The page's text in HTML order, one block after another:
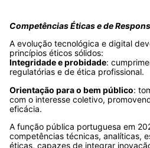
Competências Éticas e de
A evolução tecnológica e digital
princípios éticos sólidos:
Integridade e probidade:
regulatórias e de ética profissional.
Orientação para o bem público:
com o interesse coletivo,
eficácia.
A função pública portuguesa em
competências técnicas, analíticas,
éticas, capazes de integrar